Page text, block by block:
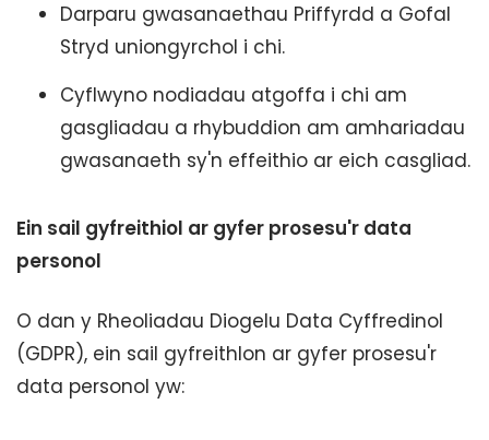
Darparu gwasanaethau Priffyrdd a Gofal
Stryd uniongyrchol i chi.
Cyflwyno nodiadau atgoffa i chi am
gasgliadau a rhybuddion am amhariadau
gwasanaeth sy'n effeithio ar eich casgliad.
Ein sail gyfreithiol ar gyfer prosesu'r data
personol
O dan y Rheoliadau Diogelu Data Cyffredinol
(GDPR), ein sail gyfreithlon ar gyfer prosesu'r
data personol yw: